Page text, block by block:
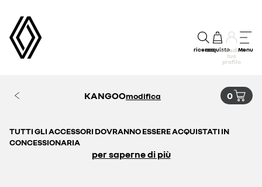
ricercaacquistoaccedi al
tuo
profilo
Menu
KANGOOmodifica 0
TUTTI GLI ACCESSORI DOVRANNO ESSERE ACQUISTATI IN
CONCESSIONARIA
per saperne di più